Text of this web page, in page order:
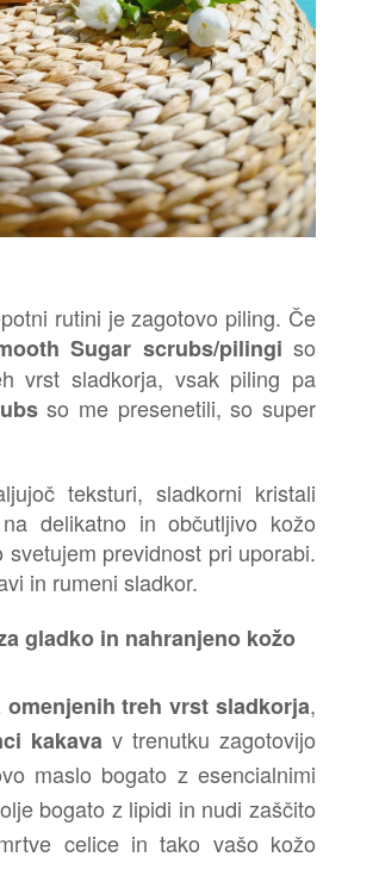
rutini je zagotovo piling. Če
Sugar scrubs/pilingi so
vrst sladkorja, vsak piling pa
so me presenetili, so super
teksturi, sladkorni kristali
delikatno in občutljivo kožo
previdnost pri uporabi.
in rumeni sladkor.
gladko in nahranjeno kožo
omenjenih treh vrst sladkorja,
kakava v trenutku zagotovijo
maslo bogato z esencialnimi
bogato z lipidi in nudi zaščito
celice in tako vašo kožo